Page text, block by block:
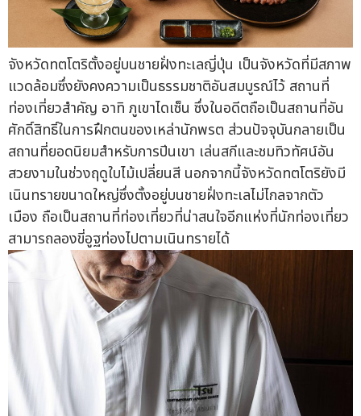
จังหวัดทตโตริตั้งอยู่บนชายฝั่งทะเลญี่ปุ่น เป็นจังหวัดที่มีสภาพ
แวดล้อมซึ่งยังคงความเป็นธรรมชาติอันสมบูรณ์ไว้ สถานที่
ท่องเที่ยวสำคัญ อาทิ ภูเขาไดเซ็น ซึ่งในอดีตถือเป็นสถานที่อัน
ศักดิ์สิทธิ์ในการฝึกตนของเหล่านักพรต ส่วนปัจจุบันกลายเป็น
สถานที่ยอดนิยมสำหรับการปีนเขา เล่นสกีและชมทิวทัศน์อัน
สวยงามในช่วงฤดูใบไม้เปลี่ยนสี นอกจากนี้จังหวัดทตโตริยังมี
เนินทรายขนาดใหญ่ซึ่งตั้งอยู่บนชายฝั่งทะเลไม่ไกลจากตัว
เมือง ถือเป็นสถานที่ท่องเที่ยวที่น่าสนใจอีกแห่งที่นักท่องเที่ยว
สามารถลองขี่อูฐท่องไปตามเนินทรายได้